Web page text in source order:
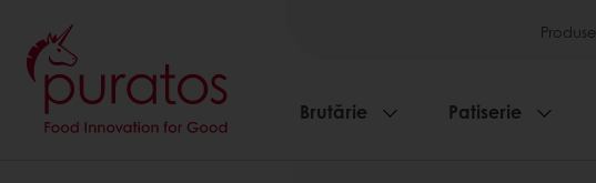
Produse
Brutărie Patiserie